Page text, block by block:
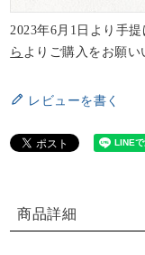
2023年6月1日より手
ら よりご購入をお願い
レビューを書く
商品詳細